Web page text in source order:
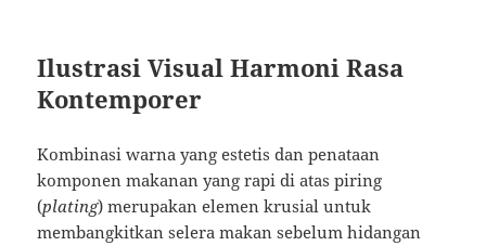
Ilustrasi Visual Harmoni Rasa
Kontemporer
Kombinasi warna yang estetis dan penataan
komponen makanan yang rapi di atas piring
(plating) merupakan elemen krusial untuk
membangkitkan selera makan sebelum hidangan